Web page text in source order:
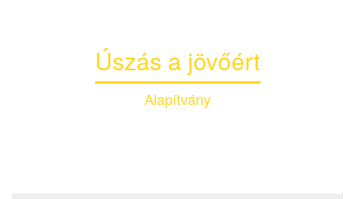
Úszás a jövőért
Alapítvány